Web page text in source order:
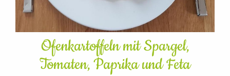
Ofenkartoffeln mit Spargel,
Tomaten, Paprika und Feta